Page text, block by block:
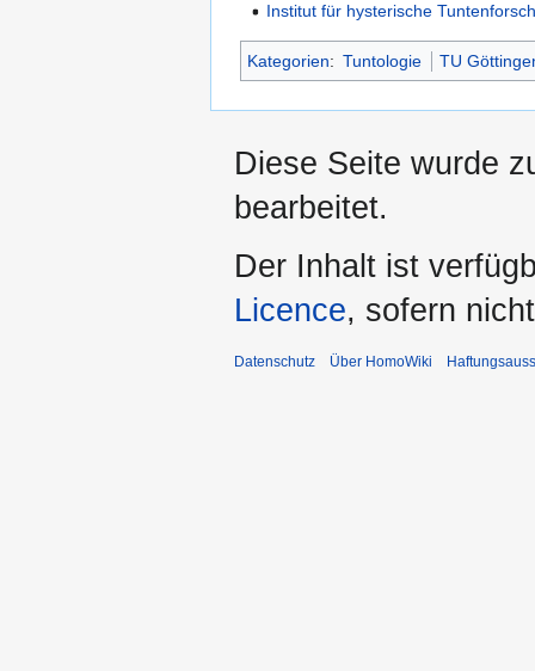
Institut für hysterische
Kategorien: Tuntologie TU
Diese Seite wurde
bearbeitet.
Der Inhalt ist
Licence, sofern
Datenschutz Über HomoWiki